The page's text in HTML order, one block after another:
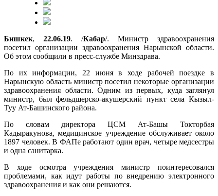
Бишкек, 22.06.19. /Кабар/. Министр здравоохранения
посетил организации здравоохранения Нарынской области.
Об этом сообщили в пресс-службе Минздрава.
По их информации, 22 июня в ходе рабочей поездке в
Нарынскую область министр посетил некоторые организации
здравоохранения области. Одним из первых, куда заглянул
министр, был фельдшерско-акушерский пункт села Кызыл-
Туу Ат-Башинского района.
По словам директора ЦСМ Ат-Башы Токторбая
Кадыракунова, медицинское учреждение обслуживает около
1897 человек. В ФАПе работают один врач, четыре медсестры
и одна санитарка.
В ходе осмотра учреждения министр поинтересовался
проблемами, как идут работы по внедрению электронного
здравоохранения и как они решаются.